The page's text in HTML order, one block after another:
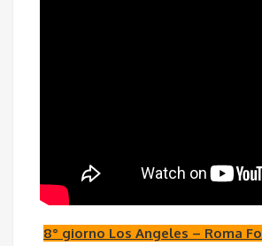
8° giorno Los Angeles – Roma Fo